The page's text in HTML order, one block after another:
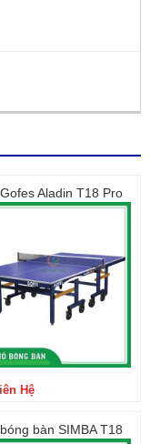
Aladin T18 Pro
Hệ
bàn SIMBA T18